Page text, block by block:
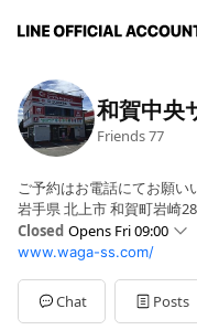
和賀中央
Friends77
ご予約はお電話にてお願い
岩手県 北上市 和賀町岩崎
Closed Opens Fri 09:00
SunClosed
Mon09:00 - 17:30
Tue09:00 - 17:30
Wed09:00 - 17:30
www.waga-ss.com/
Chat Posts